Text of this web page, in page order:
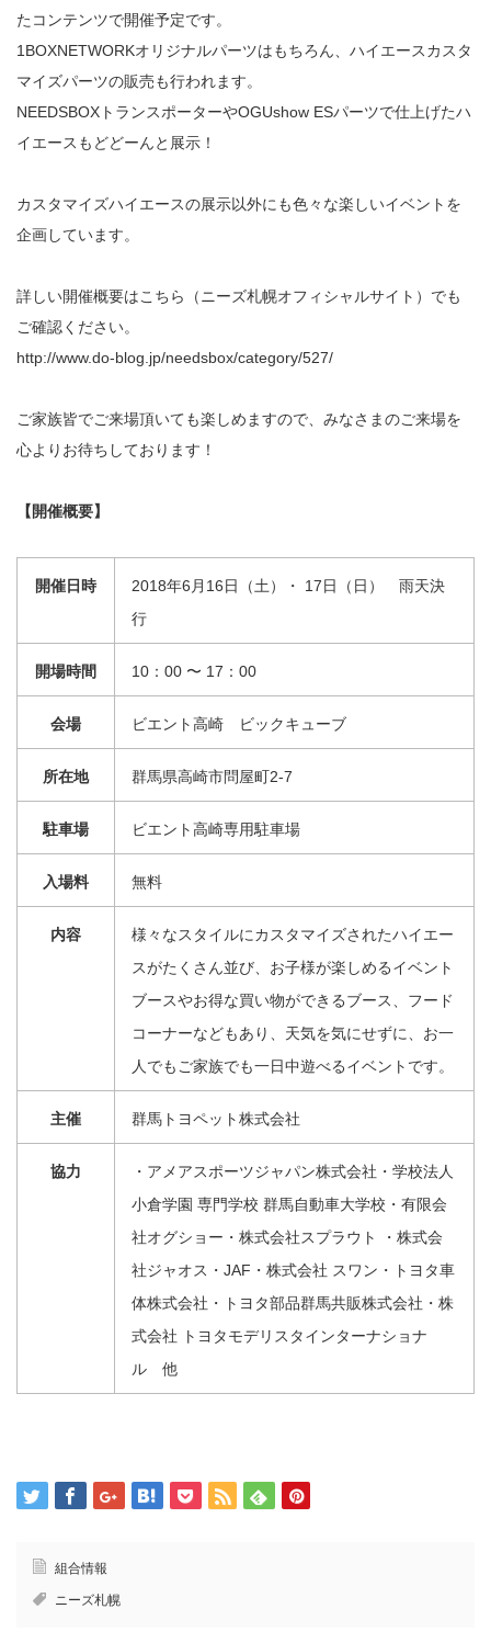
たコンテンツで開催予定です。
1BOXNETWORKオリジナルパーツはもちろん、ハイエースカスタ
マイズパーツの販売も行われます。
NEEDSBOXトランスポーターやOGUshow ESパーツで仕上げたハ
イエースもどどーんと展示！
カスタマイズハイエースの展示以外にも色々な楽しいイベントを
企画しています。
詳しい開催概要はこちら（ニーズ札幌オフィシャルサイト）でも
ご確認ください。
http://www.do-blog.jp/needsbox/category/527/
ご家族皆でご来場頂いても楽しめますので、みなさまのご来場を
心よりお待ちしております！
【開催概要】
開催日時
2018年6月16日（土）・ 17日（日） 雨天決
行
開場時間 10：00 〜 17：00
会場 ビエント高崎 ビックキューブ
所在地 群馬県高崎市問屋町2-7
駐車場 ビエント高崎専用駐車場
入場料 無料
内容
様々なスタイルにカスタマイズされたハイエー
スがたくさん並び、お子様が楽しめるイベント
ブースやお得な買い物ができるブース、フード
コーナーなどもあり、天気を気にせずに、お一
人でもご家族でも一日中遊べるイベントです。
主催 群馬トヨペット株式会社
協力
・アメアスポーツジャパン株式会社・学校法人
小倉学園 専門学校 群馬自動車大学校・有限会
社オグショー・株式会社スプラウト ・株式会
社ジャオス・JAF・株式会社 スワン・トヨタ車
体株式会社・トヨタ部品群馬共販株式会社・株
式会社 トヨタモデリスタインターナショナ
ル 他
組合情報
ニーズ札幌